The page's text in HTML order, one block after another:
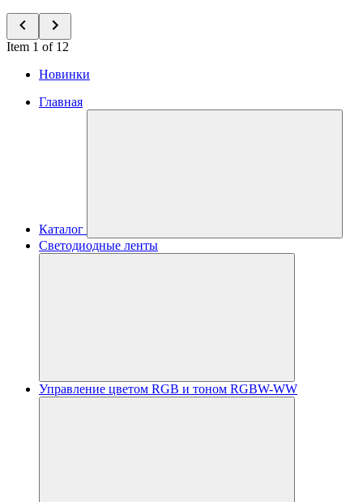
Item 1 of 12
Новинки
Главная
Каталог
Светодиодные ленты
Управление цветом RGB и тоном RGBW-WW